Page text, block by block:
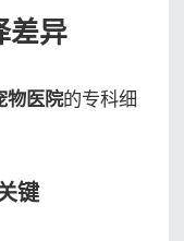
差异
物医院的专科细
键